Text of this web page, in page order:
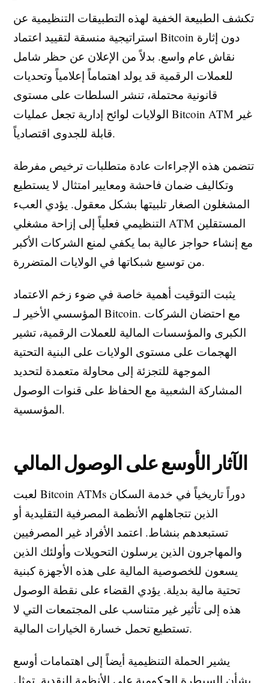
تكشف الطبيعة الخفية لهذه التطبيقات التنظيمية عن
استراتيجية منسقة لتقييد اعتماد Bitcoin دون إثارة
نقاش عام واسع. بدلاً من الإعلان عن حظر شامل
للعملات الرقمية قد يولد اهتماماً إعلامياً وتحديات
قانونية محتملة، تنشر السلطات على مستوى
الولايات لوائح إدارية تجعل عمليات Bitcoin ATM غير
قابلة للجدوى اقتصادياً.
تتضمن هذه الإجراءات عادة متطلبات ترخيص مفرطة
وتكاليف ضمان فاحشة ومعايير امتثال لا يستطيع
المشغلون الصغار تلبيتها بشكل معقول. يؤدي العبء
التنظيمي فعلياً إلى إزاحة مشغلي ATM المستقلين
مع إنشاء حواجز عالية بما يكفي لمنع الشركات الأكبر
من توسيع شبكاتها في الولايات المتضررة.
يثبت التوقيت أهمية خاصة في ضوء زخم الاعتماد
المؤسسي الأخير لـ Bitcoin. مع احتضان الشركات
الكبرى والمؤسسات المالية للعملات الرقمية، تشير
الهجمات على مستوى الولايات على البنية التحتية
الموجهة للتجزئة إلى محاولة متعمدة لتحديد
المشاركة الشعبية مع الحفاظ على قنوات الوصول
المؤسسية.
الآثار الأوسع على الوصول المالي
لعبت Bitcoin ATMs دوراً تاريخياً في خدمة السكان
الذين تتجاهلهم الأنظمة المصرفية التقليدية أو
تستبعدهم بنشاط. اعتمد الأفراد غير المصرفيين
والمهاجرون الذين يرسلون التحويلات وأولئك الذين
يسعون للخصوصية المالية على هذه الأجهزة كبنية
تحتية مالية بديلة. يؤدي القضاء على نقطة الوصول
هذه إلى تأثير غير متناسب على المجتمعات التي لا
تستطيع تحمل خسارة الخيارات المالية.
يشير الحملة التنظيمية أيضاً إلى اهتمامات أوسع
بشأن السيطرة الحكومية على الأنظمة النقدية. تمثل